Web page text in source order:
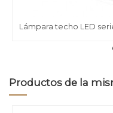
Lámpara techo LED
Productos de la